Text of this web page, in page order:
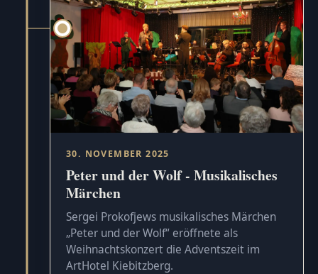
30. NOVEMBER 2025
Peter und der Wolf - Musikalisches
Märchen
Sergei Prokofjews musikalisches Märchen
„Peter und der Wolf“ eröffnete als
Weihnachtskonzert die Adventszeit im
ArtHotel Kiebitzberg.